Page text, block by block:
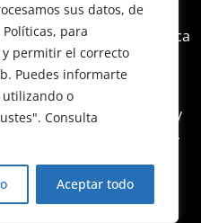
sus datos, de
para
permitir el correcto
Puedes informarte
utilizando o
Consulta
Aceptar todo
About Forética
Accessibility
Privacy Policy
Cookie Policy
Contact Us